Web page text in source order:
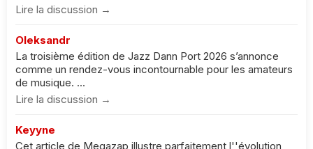
Lire la discussion →
Oleksandr
La troisième édition de Jazz Dann Port 2026 s’annonce
comme un rendez-vous incontournable pour les amateurs
de musique. ...
Lire la discussion →
Keyyne
Cet article de Megazap illustre parfaitement l''évolution